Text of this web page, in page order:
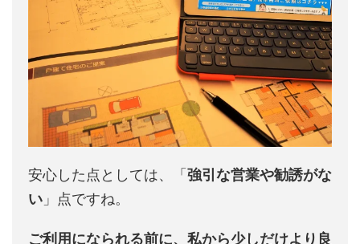
安心した点としては、「強引な営業や勧誘がな
い 」点ですね。
ご利用になられる前に、私から少しだけより良